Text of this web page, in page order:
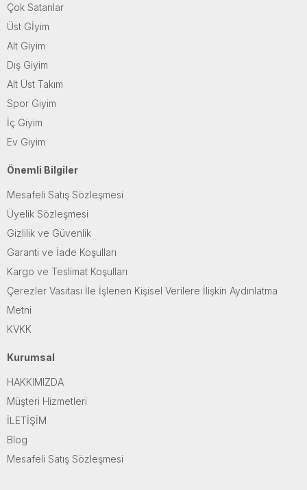
Çok Satanlar
Üst Gİyim
Alt Giyim
Dış Giyim
Alt Üst Takım
Spor Giyim
İç Giyim
Ev Giyim
Önemli Bilgiler
Mesafeli Satış Sözleşmesi
Üyelik Sözleşmesi
Gizlilik ve Güvenlik
Garanti ve İade Koşulları
Kargo ve Teslimat Koşulları
Çerezler Vasıtası İle İşlenen Kişisel Verilere İlişkin Aydınlatma
Metni
KVKK
Kurumsal
HAKKIMIZDA
Müşteri Hizmetleri
İLETİŞİM
Blog
Mesafeli Satış Sözleşmesi